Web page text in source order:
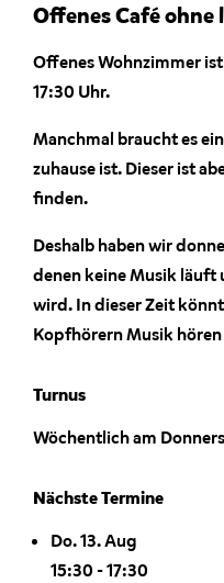
Offenes Café ohne
Offenes Wohnzimmer
17:30 Uhr.
Manchmal braucht es
zuhause ist. Dieser ist
finden.
Deshalb haben wir
denen keine Musik
wird. In dieser Zeit
Kopfhörern Musik
Turnus
Wöchentlich am
Nächste Termine
Do. 13. Aug
15:30 -17:30